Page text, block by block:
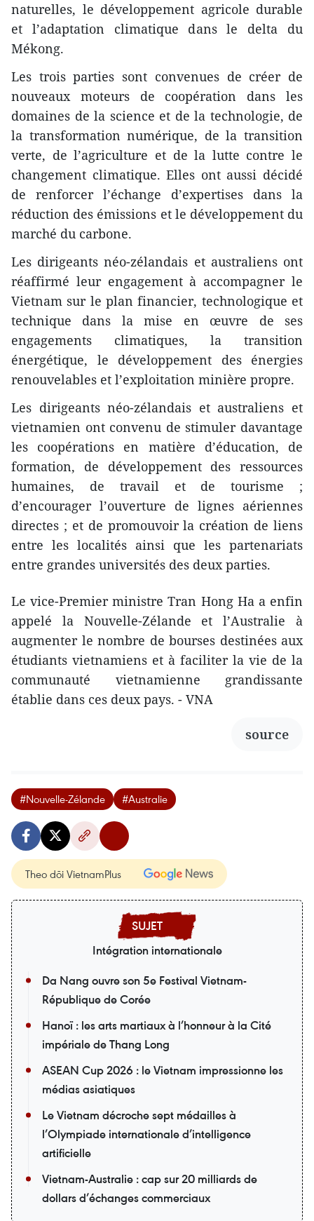
naturelles, le développement agricole durable
et l’adaptation climatique dans le delta du
Mékong.
Les trois parties sont convenues de créer de
nouveaux moteurs de coopération dans les
domaines de la science et de la technologie, de
la transformation numérique, de la transition
verte, de l’agriculture et de la lutte contre le
changement climatique. Elles ont aussi décidé
de renforcer l’échange d’expertises dans la
réduction des émissions et le développement du
marché du carbone.
Les dirigeants néo-zélandais et australiens ont
réaffirmé leur engagement à accompagner le
Vietnam sur le plan financier, technologique et
technique dans la mise en œuvre de ses
engagements climatiques, la transition
énergétique, le développement des énergies
renouvelables et l’exploitation minière propre.
Les dirigeants néo-zélandais et australiens et
vietnamien ont convenu de stimuler davantage
les coopérations en matière d’éducation, de
formation, de développement des ressources
humaines, de travail et de tourisme ;
d’encourager l’ouverture de lignes aériennes
directes ; et de promouvoir la création de liens
entre les localités ainsi que les partenariats
entre grandes universités des deux parties.
Le vice-Premier ministre Tran Hong Ha a enfin
appelé la Nouvelle-Zélande et l’Australie à
augmenter le nombre de bourses destinées aux
étudiants vietnamiens et à faciliter la vie de la
communauté vietnamienne grandissante
établie dans ces deux pays. - VNA
source
#Nouvelle-Zélande #Australie
Theo dõi VietnamPlus
Intégration internationale
Da Nang ouvre son 5e Festival Vietnam-
République de Corée
Hanoï : les arts martiaux à l’honneur à la Cité
impériale de Thang Long
ASEAN Cup 2026 : le Vietnam impressionne les
médias asiatiques
Le Vietnam décroche sept médailles à
l’Olympiade internationale d’intelligence
artificielle
Vietnam-Australie : cap sur 20 milliards de
dollars d’échanges commerciaux